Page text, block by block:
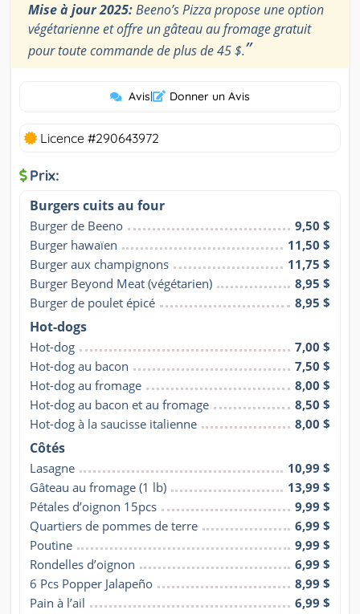
Mise à jour 2025:Beeno’s Pizza propose une option
végétarienne et offre un gâteau au fromage gratuit
pour toute commande de plus de 45 $.”
Avis| Donner un Avis
Licence #290643972
Prix:
Burgers cuits au four
Burger de Beeno
9,50 $
Burger hawaïen
11,50 $
Burger aux champignons
11,75 $
Burger Beyond Meat (végétarien)
8,95 $
Burger de poulet épicé
8,95 $
Hot-dogs
Hot-dog
7,00 $
Hot-dog au bacon
7,50 $
Hot-dog au fromage
8,00 $
Hot-dog au bacon et au fromage
8,50 $
Hot-dog à la saucisse italienne
8,00 $
Côtés
Lasagne
10,99 $
Gâteau au fromage (1 lb)
13,99 $
Pétales d’oignon 15pcs
9,99 $
Quartiers de pommes de terre
6,99 $
Poutine
9,99 $
Rondelles d’oignon
6,99 $
6 Pcs Popper Jalapeño
8,99 $
Pain à l’ail
6,99 $